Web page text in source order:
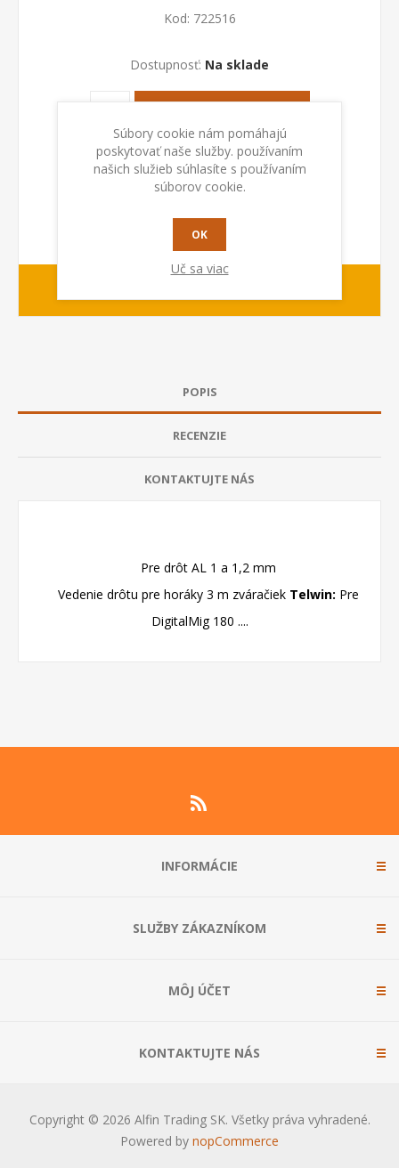
Kod: 722516
Dostupnosť: Na sklade
POPIS
RECENZIE
KONTAKTUJTE NÁS
Pre drôt AL 1 a 1,2 mm
Vedenie drôtu pre horáky 3 m zváračiek Telwin: Pre
DigitalMig 180 ....
INFORMÁCIE
SLUŽBY ZÁKAZNÍKOM
MÔJ ÚČET
KONTAKTUJTE NÁS
Copyright © 2026 Alfin Trading SK. Všetky práva vyhradené.
Powered by nopCommerce
Súbory cookie nám pomáhajú
poskytovať naše služby. používaním
našich služieb súhlasíte s používaním
súborov cookie.
OK
Uč sa viac